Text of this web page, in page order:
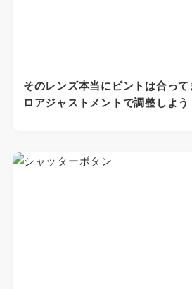
そのレンズ本当にピントは合っ
ロアジャストメントで調整しよう